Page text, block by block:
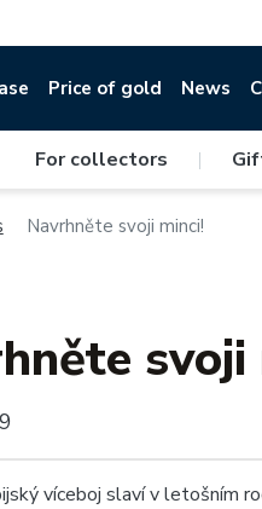
Price of gold News
For collectors |
Navrhněte svoji minci!
svoji
víceboj slaví v letošním